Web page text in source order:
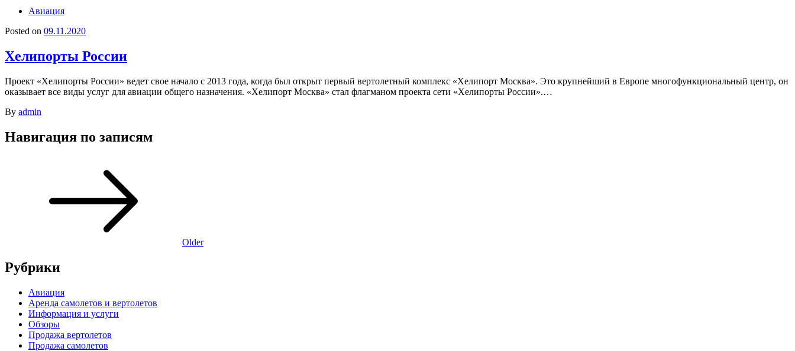
Авиация
Posted on 09.11.2020
Хелипорты России
Проект «Хелипорты России» ведет свое начало с 2013 года, когда был открыт первый вертолетный комплекс «Хелипорт Москва». Это крупнейший в Европе многофункциональный центр, он
оказывает все виды услуг для авиации общего назначения. «Хелипорт Москва» стал флагманом проекта сети «Хелипорты России».…
By admin
Навигация по записям
Older
Рубрики
Авиация
Аренда самолетов и вертолетов
Информация и услуги
Обзоры
Продажа вертолетов
Продажа самолетов